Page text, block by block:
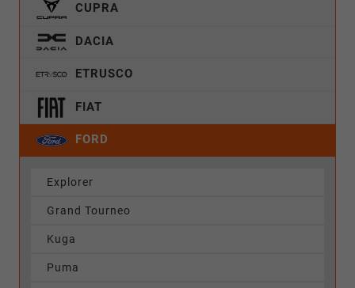
CUPRA
DACIA
ETRUSCO
FIAT
FORD
Explorer
Grand Tourneo
Kuga
Puma